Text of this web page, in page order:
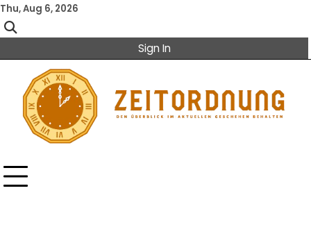
Skip
to
content
Thu, Aug 6, 2026
Sign In